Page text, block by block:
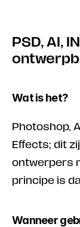
PSD, AI,
Wat is het?
Photoshop,
Effects; dit
ontwerpers
principe is
Wanneer